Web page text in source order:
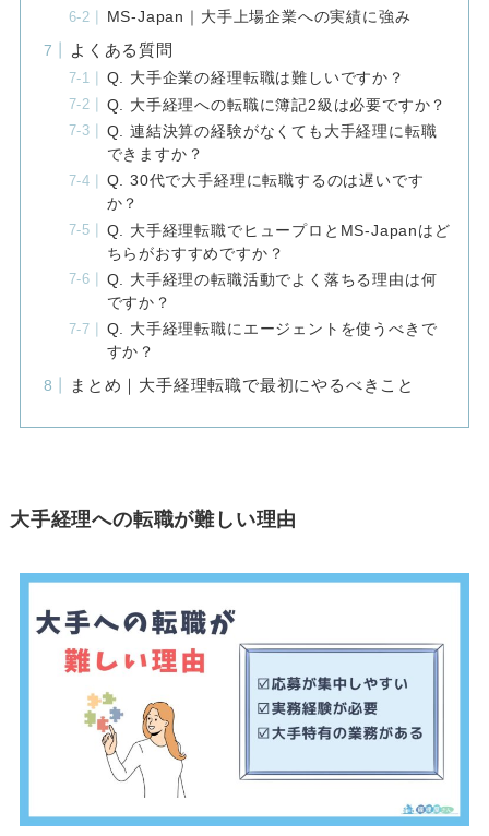
MS-Japan｜大手上場企業への実績に強み
よくある質問
Q. 大手企業の経理転職は難しいですか？
Q. 大手経理への転職に簿記2級は必要ですか？
Q. 連結決算の経験がなくても大手経理に転職
できますか？
Q. 30代で大手経理に転職するのは遅いです
か？
Q. 大手経理転職でヒュープロとMS-Japanはど
ちらがおすすめですか？
Q. 大手経理の転職活動でよく落ちる理由は何
ですか？
Q. 大手経理転職にエージェントを使うべきで
すか？
まとめ｜大手経理転職で最初にやるべきこと
大手経理への転職が難しい理由